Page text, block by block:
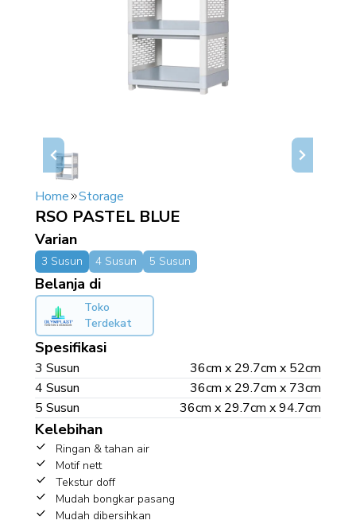
Home Storage
RSO PASTEL BLUE
Varian
3 Susun 4 Susun 5 Susun
Belanja di
Toko
Terdekat
Spesifikasi
3 Susun
36cm x 29.7cm x 52cm
4 Susun
36cm x 29.7cm x 73cm
5 Susun
36cm x 29.7cm x 94.7cm
Kelebihan
Ringan & tahan air
Motif nett
Tekstur doff
Mudah bongkar pasang
Mudah dibersihkan